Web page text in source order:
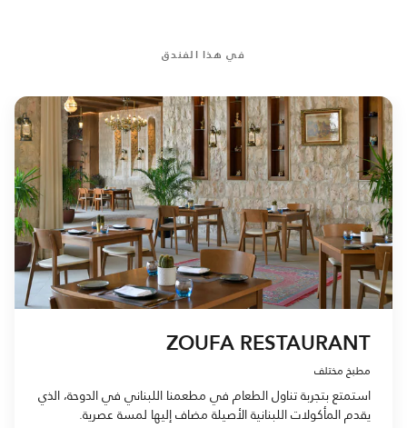
في هذا الفندق
ZOUFA RESTAURANT
مطبخ مختلف
استمتع بتجربة تناول الطعام في مطعمنا اللبناني في الدوحة، الذي
يقدم المأكولات اللبنانية الأصيلة مضاف إليها لمسة عصرية.